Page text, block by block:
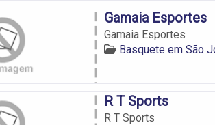
Gamaia Esportes
Gamaia Esportes
Basquete em São
R T Sports
R T Sports